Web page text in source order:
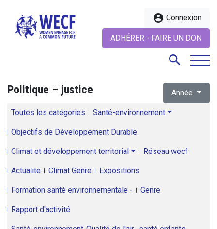
account_circle Connexion
ADHÉRER - FAIRE UN DON
search
Politique – justice Année
Toutes les catégories Santé-environnement
Objectifs de Développement Durable
Climat et développement territorial Réseau wecf
Actualité Climat Genre Expositions
Formation santé environnementale - Genre
Rapport d'activité